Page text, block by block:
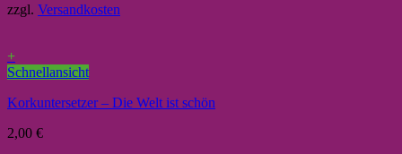
zzgl. Versandkosten
+
Schnellansicht
Korkuntersetzer – Die Welt ist schön
2,00 €